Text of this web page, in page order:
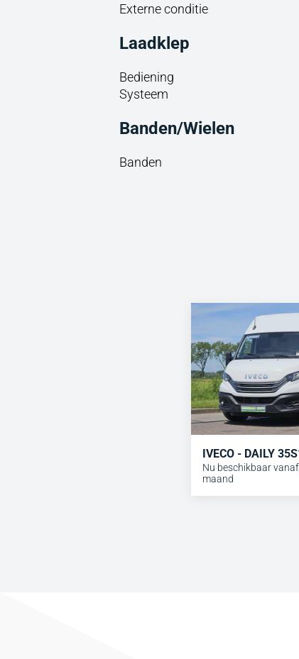
Externe conditie
Laadklep
Bediening
Systeem
Banden/Wielen
Banden
IVECO - DAILY
Nu beschikbaar vanaf
maand